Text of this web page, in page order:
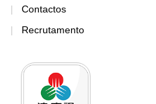
Contactos
Recrutamento